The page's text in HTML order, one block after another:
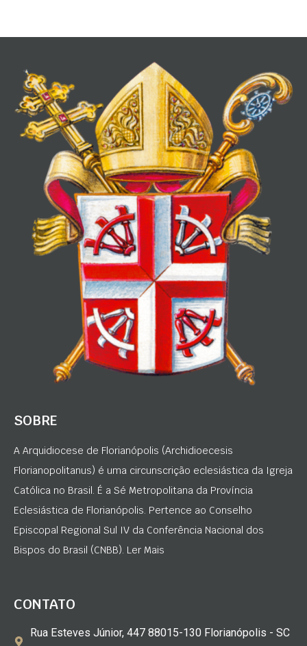
SOBRE
A Arquidiocese de Florianópolis (Archidioecesis
Florianopolitanus) é uma circunscrição eclesiástica da Igreja
Católica no Brasil. É a Sé Metropolitana da Província
Eclesiástica de Florianópolis. Pertence ao Conselho
Episcopal Regional Sul IV da Conferência Nacional dos
Bispos do Brasil (CNBB). Ler Mais
CONTATO
Rua Esteves Júnior, 447 88015-130 Florianópolis - SC